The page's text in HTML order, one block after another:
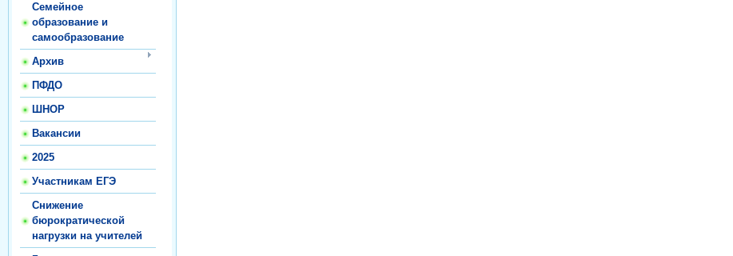
Семейное
образование и
самообразование
Архив
ПФДО
ШНОР
Вакансии
2025
Участникам ЕГЭ
Снижение
бюрократической
нагрузки на учителей